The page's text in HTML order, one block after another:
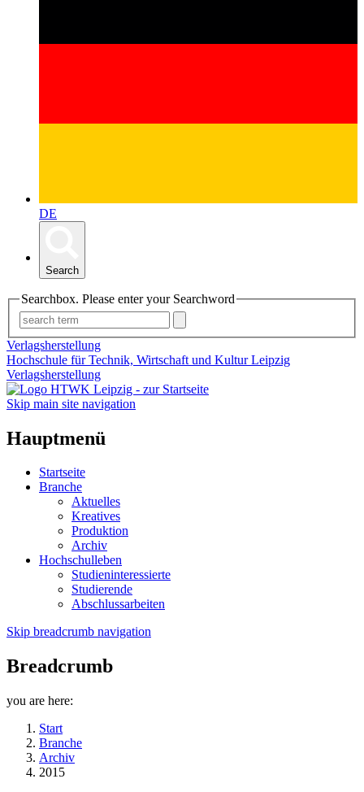
DE
Search
Searchbox. Please enter your Searchword
Verlagsherstellung
Hochschule für Technik, Wirtschaft und Kultur Leipzig
Verlagsherstellung
Skip main site navigation
Hauptmenü
Startseite
Branche
Aktuelles
Kreatives
Produktion
Archiv
Hochschulleben
Studieninteressierte
Studierende
Abschlussarbeiten
Skip breadcrumb navigation
Breadcrumb
you are here:
Start
Branche
Archiv
2015